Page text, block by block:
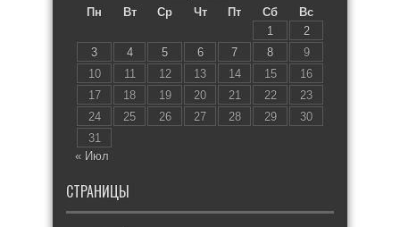
Пн
Вт Ср Чт Пт Сб
Вс
1
2
3
4 5 6 7 8
9
10
11 12 13 14 15
16
17
18 19 20 21 22
23
24
25 26 27 28 29
30
31
« Июл
СТРАНИЦЫ